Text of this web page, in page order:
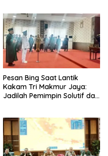
Pesan Bing Saat Lantik
Kakam Tri Makmur Jaya:
Jadilah Pemimpin Solutif dan